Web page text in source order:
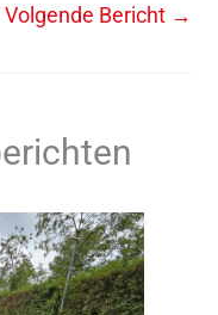
Volgende Bericht →